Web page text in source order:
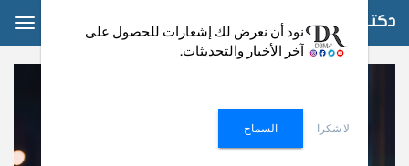
دكتور دعم
نود أن نعرض لك إشعارات للحصول على
آخر الأخبار والتحديثات.
لا شكرا السماح